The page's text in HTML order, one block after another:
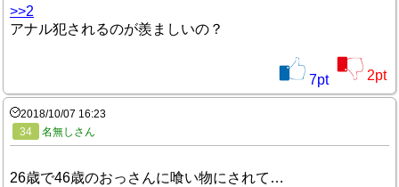
>>2
アナル犯されるのが羨ましいの？
7pt 2pt
2018/10/07 16:23
34
名無しさん
26歳で46歳のおっさんに喰い物にされて…